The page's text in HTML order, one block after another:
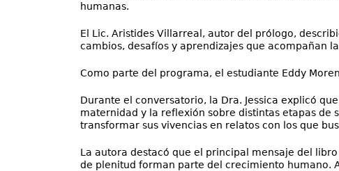
humanas.
El Lic. Aristides Villarreal, autor del prólogo,
cambios, desafíos y aprendizajes que acompañan
Como parte del programa, el estudiante Eddy
Durante el conversatorio, la Dra. Jessica explicó
maternidad y la reflexión sobre distintas etapas
transformar sus vivencias en relatos con los que
La autora destacó que el principal mensaje del
de plenitud forman parte del crecimiento humano.